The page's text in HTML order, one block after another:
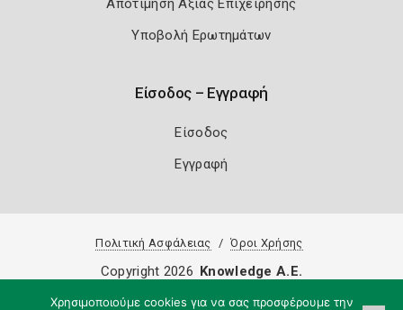
Αποτίμηση Αξίας Επιχείρησης
Υποβολή Ερωτημάτων
Είσοδος – Εγγραφή
Είσοδος
Εγγραφή
Πολιτική Ασφάλειας Όροι Χρήσης
Χρησιμοποιούμε cookies για να σας προσφέρουμε την
Copyright 2026 Knowledge A.E.